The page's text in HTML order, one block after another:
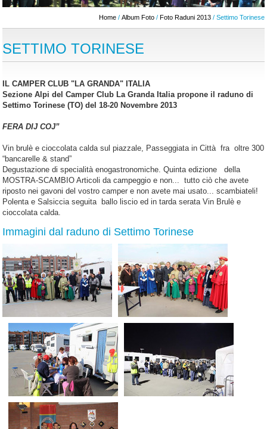
Home/ Album Foto/ Foto Raduni 2013/ Settimo Torinese
SETTIMO TORINESE
IL CAMPER CLUB "LA GRANDA" ITALIA
Sezione Alpi del Camper Club La Granda Italia propone il raduno di
Settimo Torinese (TO) del 18-20 Novembre 2013
FERA DIJ COJ”
Vin brulè e cioccolata calda sul piazzale, Passeggiata in Città fra oltre 300
“bancarelle & stand”
Degustazione di specialità enogastronomiche. Quinta edizione della
MOSTRA-SCAMBIO Articoli da campeggio e non... tutto ciò che avete
riposto nei gavoni del vostro camper e non avete mai usato... scambiateli!
Polenta e Salsiccia seguita ballo liscio ed in tarda serata Vin Brulè e
cioccolata calda.
Immagini dal raduno di Settimo Torinese